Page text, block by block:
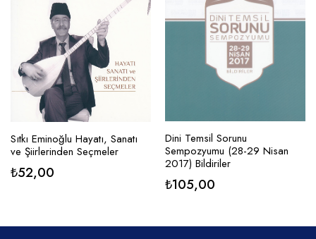
Sıtkı Eminoğlu Hayatı, Sanatı
ve Şiirlerinden Seçmeler
₺52,00
Dini Temsil Sorunu
Sempozyumu (28-29 Nisan
2017) Bildiriler
₺105,00